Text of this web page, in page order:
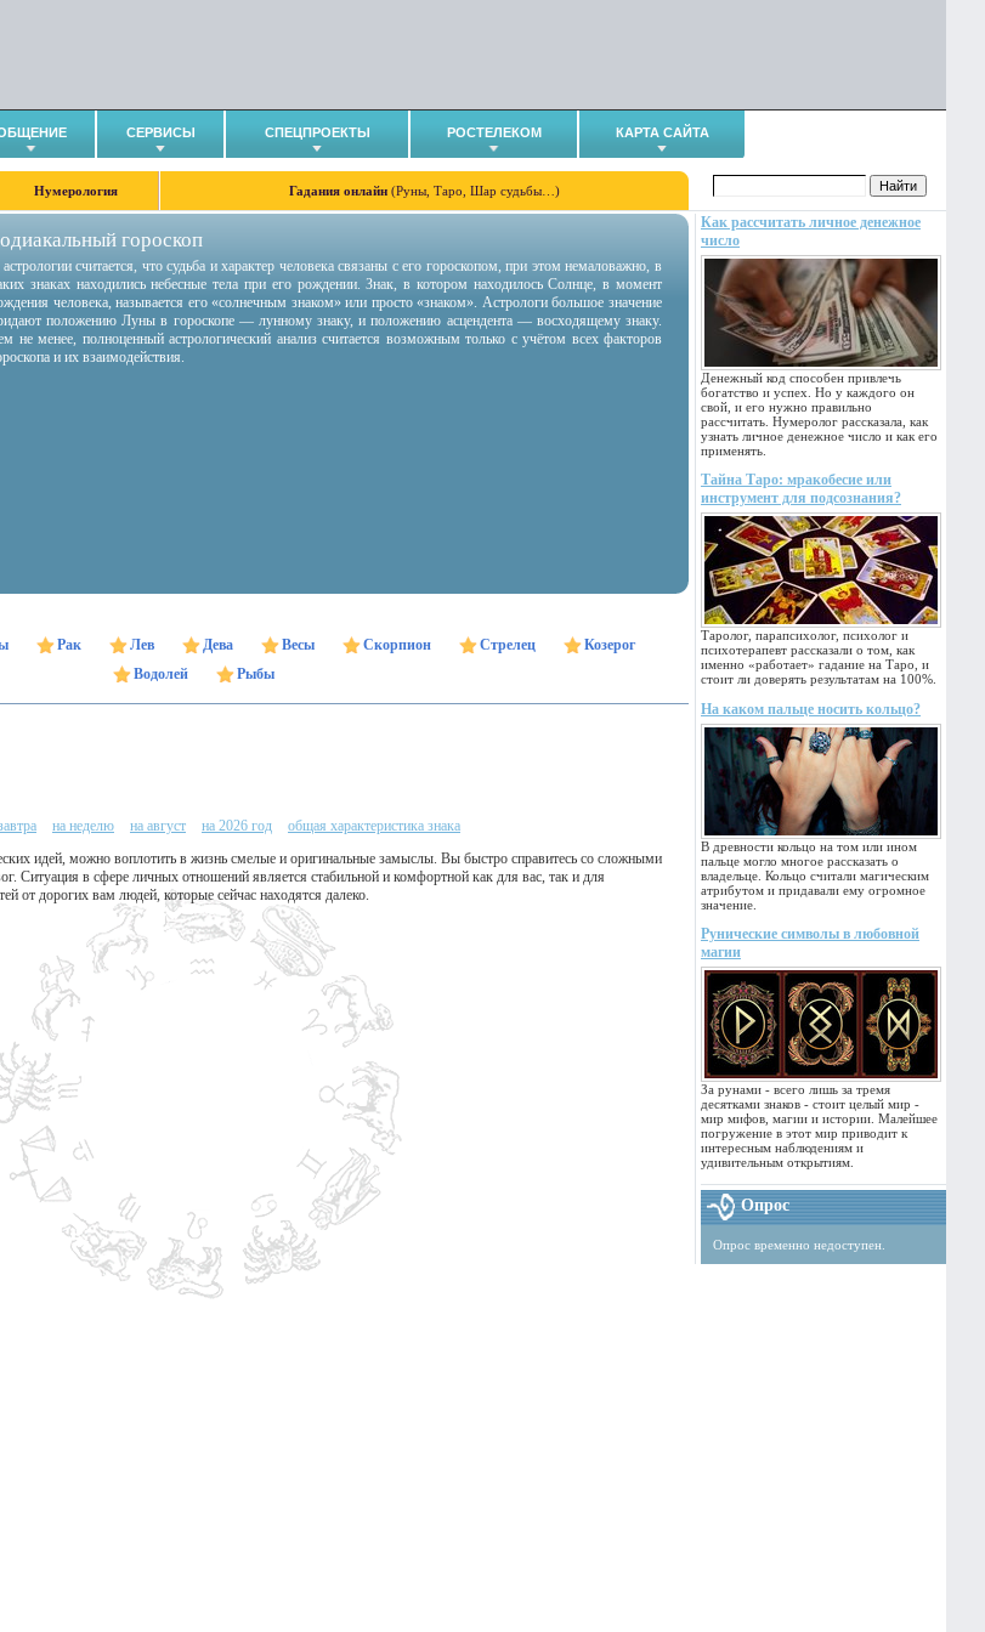
СЕРВИСЫ СПЕЦПРОЕКТЫ РОСТЕЛЕКОМ КАРТА САЙТА
Нумерология Гадания онлайн (Руны, Таро, Шар судьбы…)
Как рассчитать личное денежное
число
Денежный код способен привлечь
богатство и успех. Но у каждого он
свой, и его нужно правильно
рассчитать. Нумеролог рассказала, как
узнать личное денежное число и как его
применять.
Тайна Таро: мракобесие или
инструмент для подсознания?
Таролог, парапсихолог, психолог и
психотерапевт рассказали о том, как
именно «работает» гадание на Таро, и
стоит ли доверять результатам на 100%.
На каком пальце носить кольцо?
В древности кольцо на том или ином
пальце могло многое рассказать о
владельце. Кольцо считали магическим
атрибутом и придавали ему огромное
значение.
Рунические символы в любовной
магии
За рунами - всего лишь за тремя
десятками знаков - стоит целый мир -
мир мифов, магии и истории. Малейшее
погружение в этот мир приводит к
интересным наблюдениям и
удивительным открытиям.
Опрос
Опрос временно недоступен.
гороскоп
считается, что судьба и характер человека связаны с его гороскопом, при этом немаловажно, в
знаках находились небесные тела при его рождении. Знак, в котором находилось Солнце, в момент
человека, называется его «солнечным знаком» или просто «знаком». Астрологи большое значение
положению Луны в гороскопе — лунному знаку, и положению асцендента — восходящему знаку.
не менее, полноценный астрологический анализ считается возможным только с учётом всех факторов
и их взаимодействия.
Рак Лев Дева Весы Скорпион Стрелец
Козерог
Водолей
Рыбы
на неделю на август на 2026 год
общая характеристика знака
идей, можно воплотить в жизнь смелые и оригинальные замыслы. Вы быстро справитесь со сложными
Ситуация в сфере личных отношений является стабильной и комфортной как для вас, так и для
дорогих вам людей, которые сейчас находятся далеко.